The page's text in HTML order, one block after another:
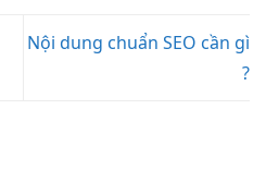
Nội dung chuẩn SEO cần gì
?